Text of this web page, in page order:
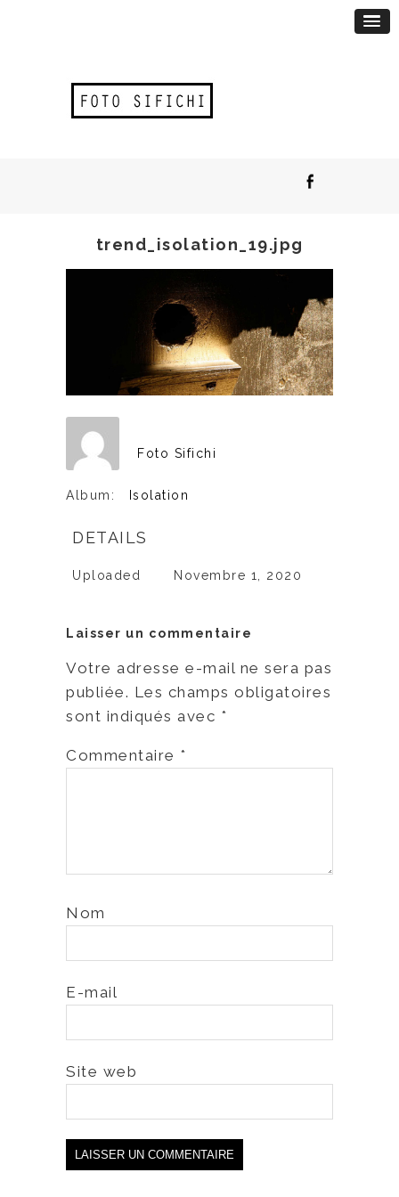
trend_isolation_19.jpg
Foto Sifichi
Album: Isolation
DETAILS
Uploaded Novembre 1, 2020
Laisser un commentaire
Votre adresse e-mail ne sera pas
publiée. Les champs obligatoires
sont indiqués avec *
Commentaire *
Nom
E-mail
Site web